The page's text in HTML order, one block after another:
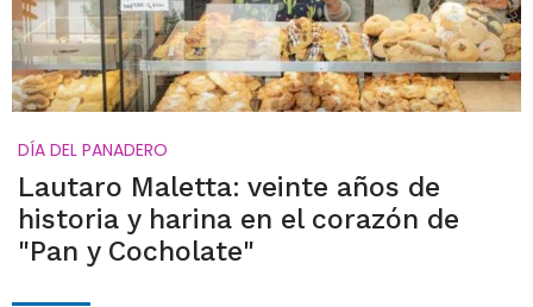
DÍA DEL PANADERO
Lautaro Maletta: veinte años de
historia y harina en el corazón de
"Pan y Cocholate"